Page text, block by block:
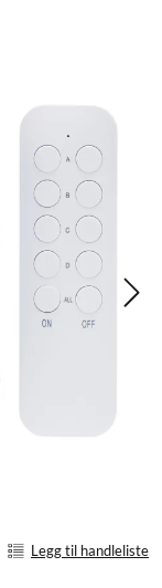
Legg til handleliste